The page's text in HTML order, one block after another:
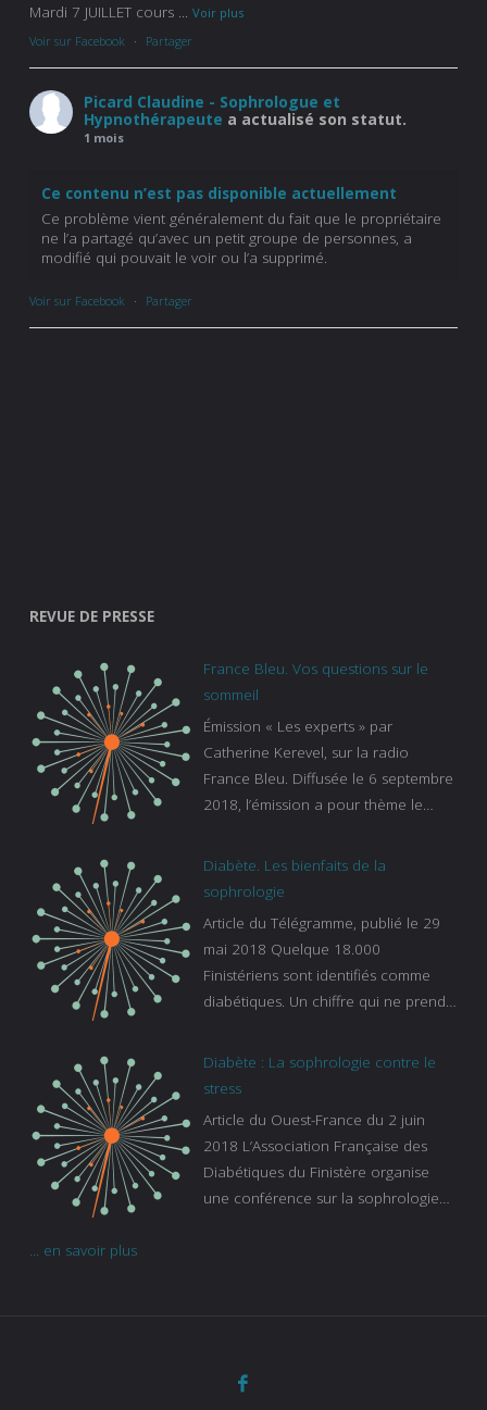
Mardi 7 JUILLET cours
Voir plus
Voir sur Facebook
· Partager
Picard Claudine - Sophrologue et
Hypnothérapeute a actualisé son statut.
1 mois
Ce contenu n’est pas disponible actuellement
Ce problème vient généralement du fait que le propriétaire
ne l’a partagé qu’avec un petit groupe de personnes, a
modifié qui pouvait le voir ou l’a supprimé.
Voir sur Facebook · Partager
REVUE DE PRESSE
France Bleu. Vos questions sur le
sommeil
Émission « Les experts » par
Catherine Kerevel, sur la radio
France Bleu. Diffusée le 6 septembre
2018, l’émission a pour thème le
bleu :
https://www.francebleu.fr/emissions/l
sur-le-sommeil
Diabète. Les bienfaits de la
sophrologie
Article du Télégramme, publié le 29
mai 2018 Quelque 18.000
Finistériens sont identifiés comme
diabétiques. Un chiffre qui ne prend
s’ignorent. « C’est une pathologie qui
continue à augmenter, souligne
de la Caisse primaire d’assurance-
maladie. C’est aussi une pathologie
qui peut être handicapante et coûte
cher quand on sait que 37 % des
d’autant que le diabète
Diabète : La sophrologie contre le
stress
Article du Ouest-France du 2 juin
2018 L’Association Française des
Diabétiques du Finistère organise
une conférence sur la sophrologie
... en savoir plus